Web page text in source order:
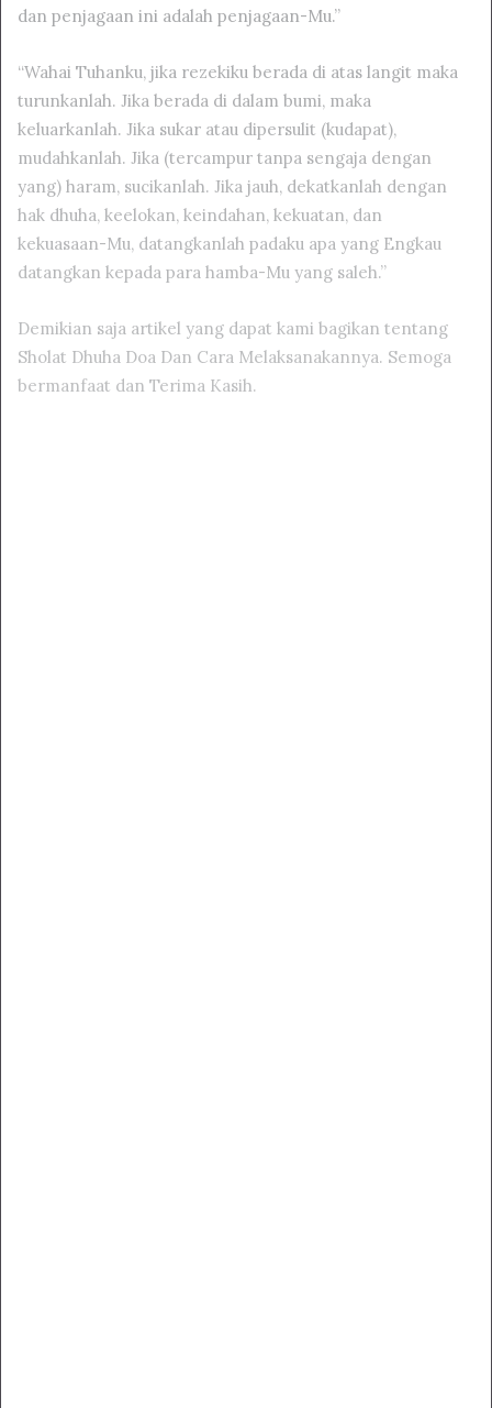
dan penjagaan ini adalah penjagaan-Mu.”
“Wahai Tuhanku, jika rezekiku berada di atas langit maka
turunkanlah. Jika berada di dalam bumi, maka
keluarkanlah. Jika sukar atau dipersulit (kudapat),
mudahkanlah. Jika (tercampur tanpa sengaja dengan
yang) haram, sucikanlah. Jika jauh, dekatkanlah dengan
hak dhuha, keelokan, keindahan, kekuatan, dan
kekuasaan-Mu, datangkanlah padaku apa yang Engkau
datangkan kepada para hamba-Mu yang saleh.”
Demikian saja artikel yang dapat kami bagikan tentang
Sholat Dhuha Doa Dan Cara Melaksanakannya. Semoga
bermanfaat dan Terima Kasih.